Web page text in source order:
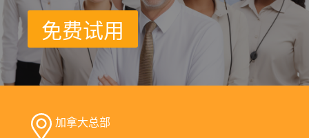
免费试用
加拿大总部